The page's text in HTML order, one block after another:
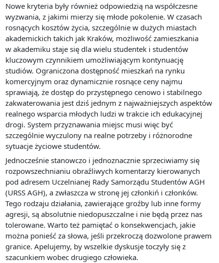
Nowe kryteria były również odpowiedzią na współczesne
wyzwania, z jakimi mierzy się młode pokolenie. W czasach
rosnących kosztów życia, szczególnie w dużych miastach
akademickich takich jak Kraków, możliwość zamieszkania
w akademiku staje się dla wielu studentek i studentów
kluczowym czynnikiem umożliwiającym kontynuację
studiów. Ograniczona dostępność mieszkań na rynku
komercyjnym oraz dynamicznie rosnące ceny najmu
sprawiają, że dostęp do przystępnego cenowo i stabilnego
zakwaterowania jest dziś jednym z najważniejszych aspektów
realnego wsparcia młodych ludzi w trakcie ich edukacyjnej
drogi. System przyznawania miejsc musi więc być
szczególnie wyczulony na realne potrzeby i różnorodne
sytuacje życiowe studentów.
Jednocześnie stanowczo i jednoznacznie sprzeciwiamy się
rozpowszechnianiu obraźliwych komentarzy kierowanych
pod adresem Uczelnianej Rady Samorządu Studentów AGH
(URSS AGH), a zwłaszcza w stronę jej członkiń i członków.
Tego rodzaju działania, zawierające groźby lub inne formy
agresji, są absolutnie niedopuszczalne i nie będą przez nas
tolerowane. Warto też pamiętać o konsekwencjach, jakie
można ponieść za słowa, jeśli przekroczą dozwolone prawem
granice. Apelujemy, by wszelkie dyskusje toczyły się z
szacunkiem wobec drugiego człowieka.